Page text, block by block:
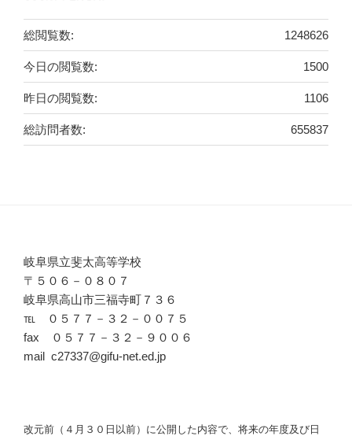
1248626
総閲覧数:
1500
今日の閲覧数:
1106
昨日の閲覧数:
655837
総訪問者数:
岐阜県立斐太高等学校
〒５０６－０８０７
岐阜県高山市三福寺町７３６
℡ ０５７７－３２－００７５
fax ０５７７－３２－９００６
mail c27337@gifu-net.ed.jp
改元前（４月３０日以前）に公開した内容で、将来の年度及び日